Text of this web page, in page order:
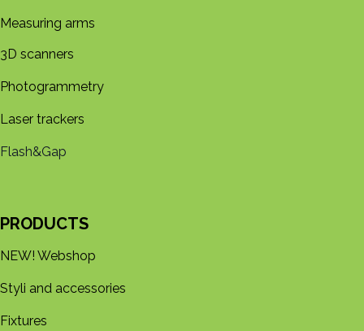
Measuring arms
3D s​​canners
Photogrammetry
Laser trackers
Flash&Gap
PRODUCTS
NEW! Webshop
Styli and accessories
Fixtures